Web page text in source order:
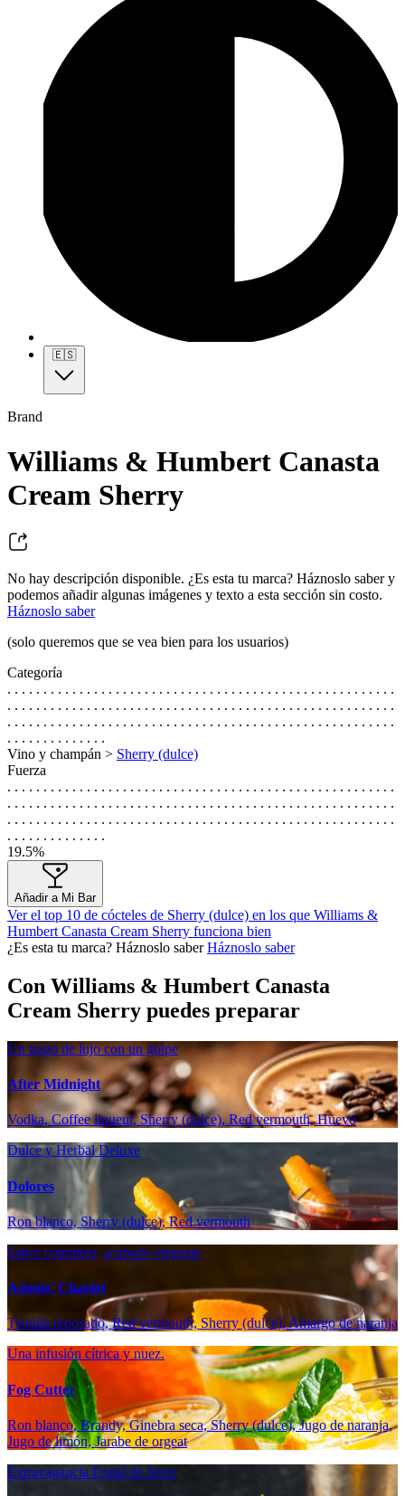
🇪🇸
Brand
Williams & Humbert Canasta
Cream Sherry
No hay descripción disponible. ¿Es esta tu marca? Háznoslo saber y
podemos añadir algunas imágenes y texto a esta sección sin costo.
Háznoslo saber
(solo queremos que se vea bien para los usuarios)
Categoría
. . . . . . . . . . . . . . . . . . . . . . . . . . . . . . . . . . . . . . . . . . . . . . . . . . . . . .
. . . . . . . . . . . . . . . . . . . . . . . . . . . . . . . . . . . . . . . . . . . . . . . . . . . . . .
. . . . . . . . . . . . . . . . . . . . . . . . . . . . . . . . . . . . . . . . . . . . . . . . . . . . . .
. . . . . . . . . . . . . .
Vino y champán > Sherry (dulce)
Fuerza
. . . . . . . . . . . . . . . . . . . . . . . . . . . . . . . . . . . . . . . . . . . . . . . . . . . . . .
. . . . . . . . . . . . . . . . . . . . . . . . . . . . . . . . . . . . . . . . . . . . . . . . . . . . . .
. . . . . . . . . . . . . . . . . . . . . . . . . . . . . . . . . . . . . . . . . . . . . . . . . . . . . .
. . . . . . . . . . . . . .
19.5%
Añadir a Mi Bar
Ver el top 10 de cócteles de Sherry (dulce) en los que Williams &
Humbert Canasta Cream Sherry funciona bien
¿Es esta tu marca? Háznoslo saberHáznoslo saber
Con Williams & Humbert Canasta
Cream Sherry puedes preparar
Un trago de lujo con un golpe
After Midnight
Vodka, Coffee liqueur, Sherry (dulce), Red vermouth, Huevo
Dulce y Herbal Deluxe
Dolores
Ron blanco, Sherry (dulce), Red vermouth
Sabor complejo, acabado elegante
Adonis' Chariot
Tequila reposado, Red vermouth, Sherry (dulce), Amargo de naranja
Una infusión cítrica y nuez.
Fog Cutter
Ron blanco, Brandy, Ginebra seca, Sherry (dulce), Jugo de naranja,
Jugo de limón, Jarabe de orgeat
Extravagancia Frutal de Jerez